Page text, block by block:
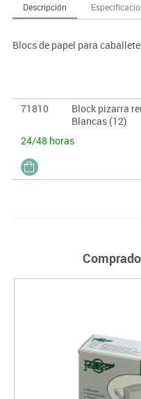
Descripción
Blocs de papel para
71810
Block pizarra
Blancas (12)
24/48 horas